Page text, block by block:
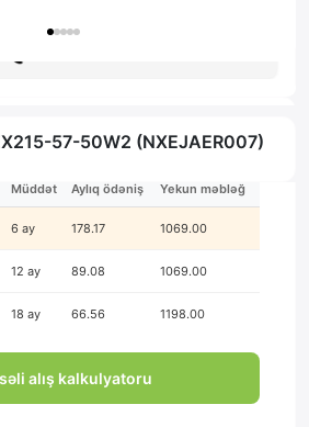
57-50W2 (NXEJAER007)
hissə ödə!
Müddət Aylıq ödəniş Yekun məbləğ
6 ay 178.17 1069.00
12 ay 89.08 1069.00
18 ay 66.56 1198.00
alış kalkulyatoru